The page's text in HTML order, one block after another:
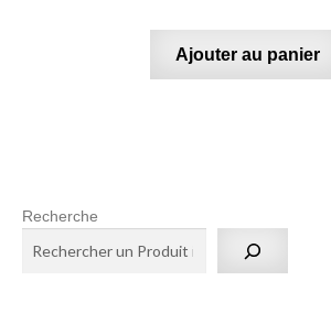
Ajouter au panier
Recherche